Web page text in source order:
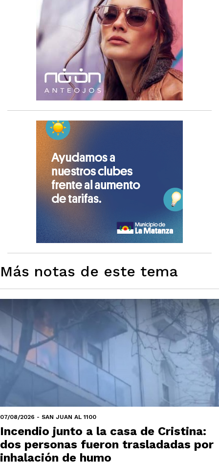
Más notas de este tema
07/08/2026 - SAN JUAN AL 1100
Incendio junto a la casa de Cristina:
dos personas fueron trasladadas por
inhalación de humo